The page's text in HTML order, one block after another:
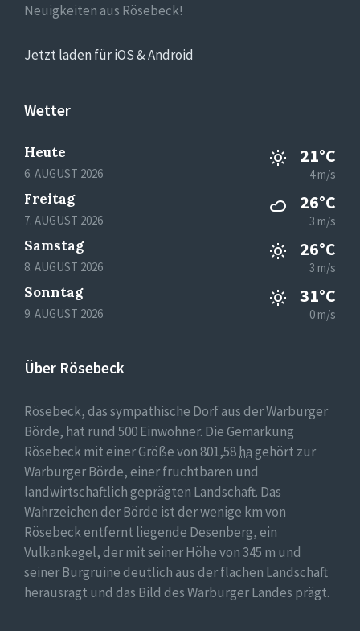
Neuigkeiten aus Rösebeck!
Jetzt laden für iOS & Android
Wetter
Heute
6. AUGUST 2026
21°C
4 m/s
Freitag
7. AUGUST 2026
26°C
3 m/s
Samstag
8. AUGUST 2026
26°C
3 m/s
Sonntag
9. AUGUST 2026
31°C
0 m/s
Über Rösebeck
Rösebeck, das sympathische Dorf aus der Warburger
Börde, hat rund 500 Einwohner. Die Gemarkung
Rösebeck mit einer Größe von 801,58ha gehört zur
Warburger Börde, einer fruchtbaren und
landwirtschaftlich geprägten Landschaft. Das
Wahrzeichen der Börde ist der wenige km von
Rösebeck entfernt liegende Desenberg, ein
Vulkankegel, der mit seiner Höhe von 345 m und
seiner Burgruine deutlich aus der flachen Landschaft
herausragt und das Bild des Warburger Landes prägt.